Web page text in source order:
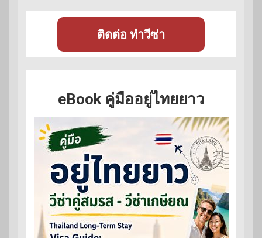
ติดต่อ ทำวีซ่า
eBook คู่มืออยู่ไทยยาว